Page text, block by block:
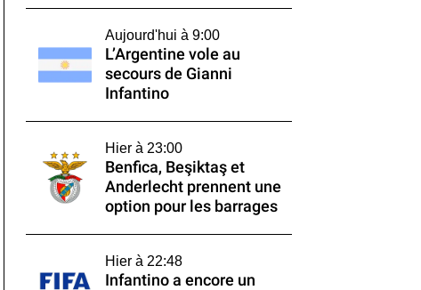
Aujourd'hui à 9:00
L’Argentine vole au
secours de Gianni
Infantino
Hier à 23:00
Benfica, Beşiktaş et
Anderlecht prennent une
option pour les barrages
Hier à 22:48
Infantino a encore un